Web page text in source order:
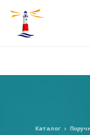
Каталог